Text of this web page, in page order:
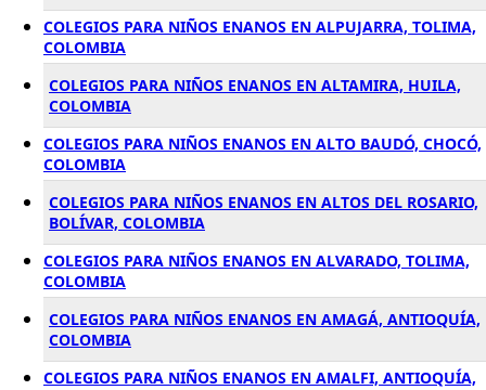
COLEGIOS PARA NIÑOS ENANOS EN ALPUJARRA, TOLIMA,
COLOMBIA
COLEGIOS PARA NIÑOS ENANOS EN ALTAMIRA, HUILA,
COLOMBIA
COLEGIOS PARA NIÑOS ENANOS EN ALTO BAUDÓ, CHOCÓ,
COLOMBIA
COLEGIOS PARA NIÑOS ENANOS EN ALTOS DEL ROSARIO,
BOLÍVAR, COLOMBIA
COLEGIOS PARA NIÑOS ENANOS EN ALVARADO, TOLIMA,
COLOMBIA
COLEGIOS PARA NIÑOS ENANOS EN AMAGÁ, ANTIOQUÍA,
COLOMBIA
COLEGIOS PARA NIÑOS ENANOS EN AMALFI, ANTIOQUÍA,